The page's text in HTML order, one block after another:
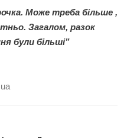
Може треба більше ,
Загалом, разок
були більші”